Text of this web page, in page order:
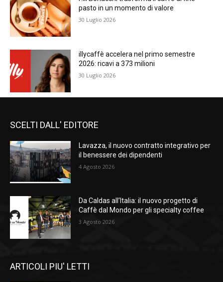
pasto in un momento di valore
30 Luglio 2026
illycaffè accelera nel primo semestre
2026: ricavi a 373 milioni
30 Luglio 2026
SCELTI DALL' EDITORE
Lavazza, il nuovo contratto integrativo per
il benessere dei dipendenti
4 Agosto 2026
Da Caldas all’Italia: il nuovo progetto di
Caffè dal Mondo per gli specialty coffee
3 Agosto 2026
ARTICOLI PIU' LETTI